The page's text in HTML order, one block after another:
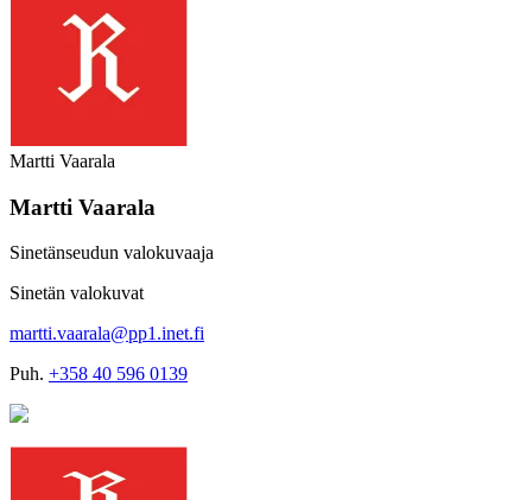
Martti Vaarala
Martti Vaarala
Sinetänseudun valokuvaaja
Sinetän valokuvat
martti.vaarala@pp1.inet.fi
Puh. +358 40 596 0139